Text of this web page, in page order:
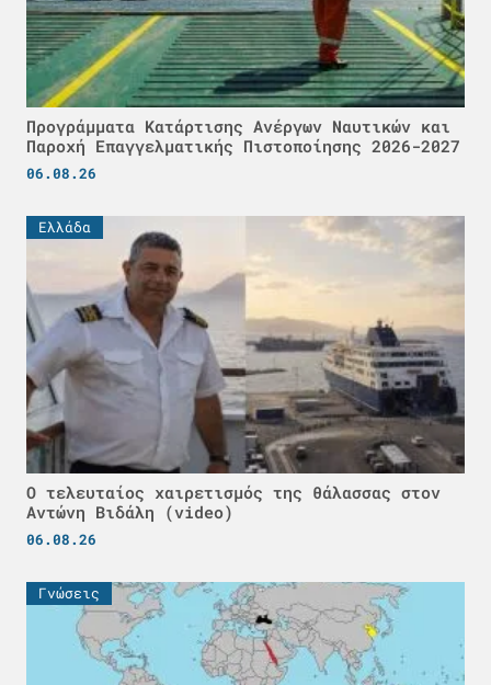
Προγράμματα Κατάρτισης Ανέργων Ναυτικών και
Παροχή Επαγγελματικής Πιστοποίησης 2026-2027
06.08.26
Ελλάδα
Ο τελευταίος χαιρετισμός της θάλασσας στον
Αντώνη Βιδάλη (video)
06.08.26
Γνώσεις